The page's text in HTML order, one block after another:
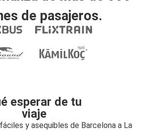
de pasajeros.
esperar de tu
viaje
y asequibles de Barcelona a La